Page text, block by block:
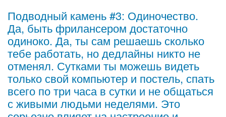
Подводный камень #3: Одиночество.
Да, быть фрилансером достаточно
одиноко. Да, ты сам решаешь сколько
тебе работать, но дедлайны никто не
отменял. Сутками ты можешь видеть
только свой компьютер и постель, спать
всего по три часа в сутки и не общаться
с живыми людьми неделями. Это